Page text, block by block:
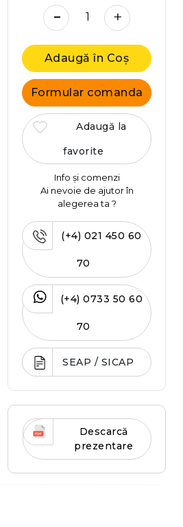
- +
Adaugă în Coș
Formular comanda
Adaugă la
favorite
Info și comenzi
Ai nevoie de ajutor în
alegerea ta ?
(+4) 021 450 60
70
(+4) 0733 50 60
70
SEAP / SICAP
Descarcă
prezentare